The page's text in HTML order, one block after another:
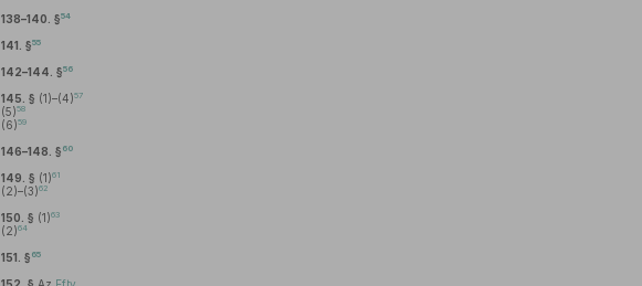
138–140. §54
141. §55
142–144. §56
145. § (1)–(4)57
(5)58
(6)59
146–148. § 60
149. § (1)61
(2)–(3)62
150. § (1)63
(2)64
151. § 65